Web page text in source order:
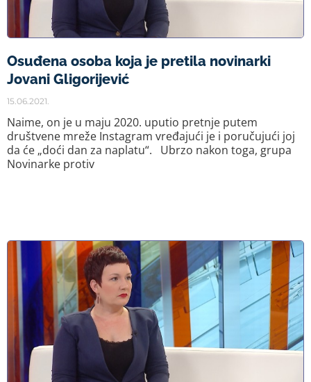
Osuđena osoba koja je pretila novinarki
Jovani Gligorijević
15.06.2021.
Naime, on je u maju 2020. uputio pretnje putem
društvene mreže Instagram vređajući je i poručujući joj
da će „doći dan za naplatu“. Ubrzo nakon toga, grupa
Novinarke protiv